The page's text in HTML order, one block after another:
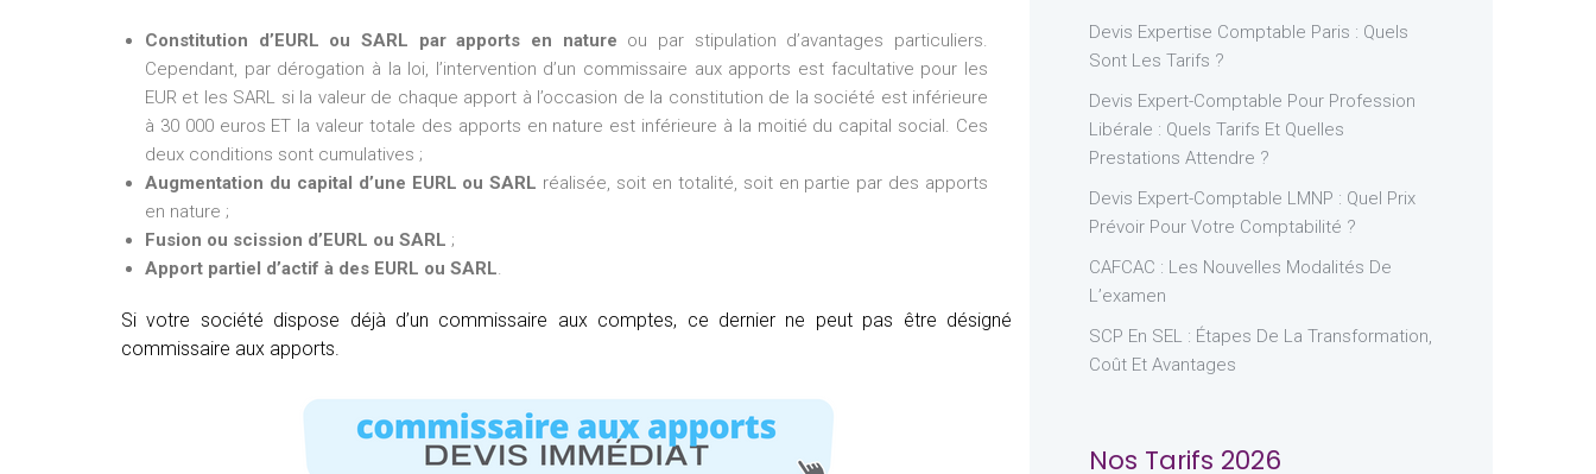
Constitution d’EURL ou SARL par apports en nature ou par stipulation d’avantages particuliers.
Cependant, par dérogation à la loi, l’intervention d’un commissaire aux apports est facultative pour les
EUR et les SARL si la valeur de chaque apport à l’occasion de la constitution de la société est inférieure
à 30 000 euros ET la valeur totale des apports en nature est inférieure à la moitié du capital social. Ces
deux conditions sont cumulatives ;
Augmentation du capital d’une EURL ou SARL réalisée, soit en totalité, soit en partie par des apports
en nature ;
Fusion ou scission d’EURL ou SARL ;
Apport partiel d’actif à des EURL ou SARL.
Si votre société dispose déjà d’un commissaire aux comptes, ce dernier ne peut pas être désigné
commissaire aux apports.
Devis Expertise Comptable Paris : Quels
Sont Les Tarifs ?
Devis Expert-Comptable Pour Profession
Libérale : Quels Tarifs Et Quelles
Prestations Attendre ?
Devis Expert-Comptable LMNP : Quel Prix
Prévoir Pour Votre Comptabilité ?
CAFCAC : Les Nouvelles Modalités De
L’examen
SCP En SEL : Étapes De La Transformation,
Coût Et Avantages
Nos Tarifs 2026